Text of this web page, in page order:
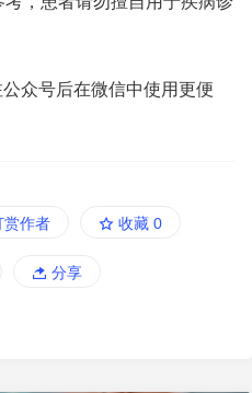
众号后在微信中使用更便
赏作者 收藏 0
分享